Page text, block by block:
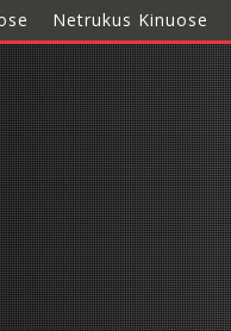
Netrukus Kinuose